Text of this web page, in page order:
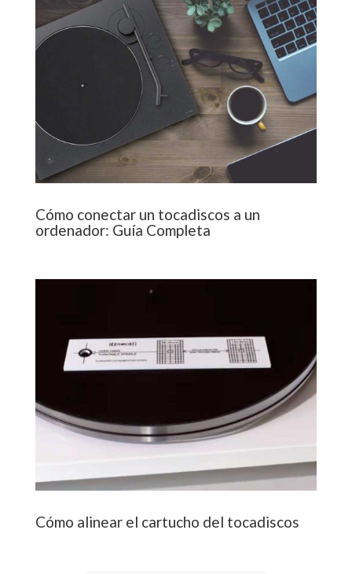
Cómo conectar un tocadiscos a un
ordenador: Guía Completa
Cómo alinear el cartucho del tocadiscos